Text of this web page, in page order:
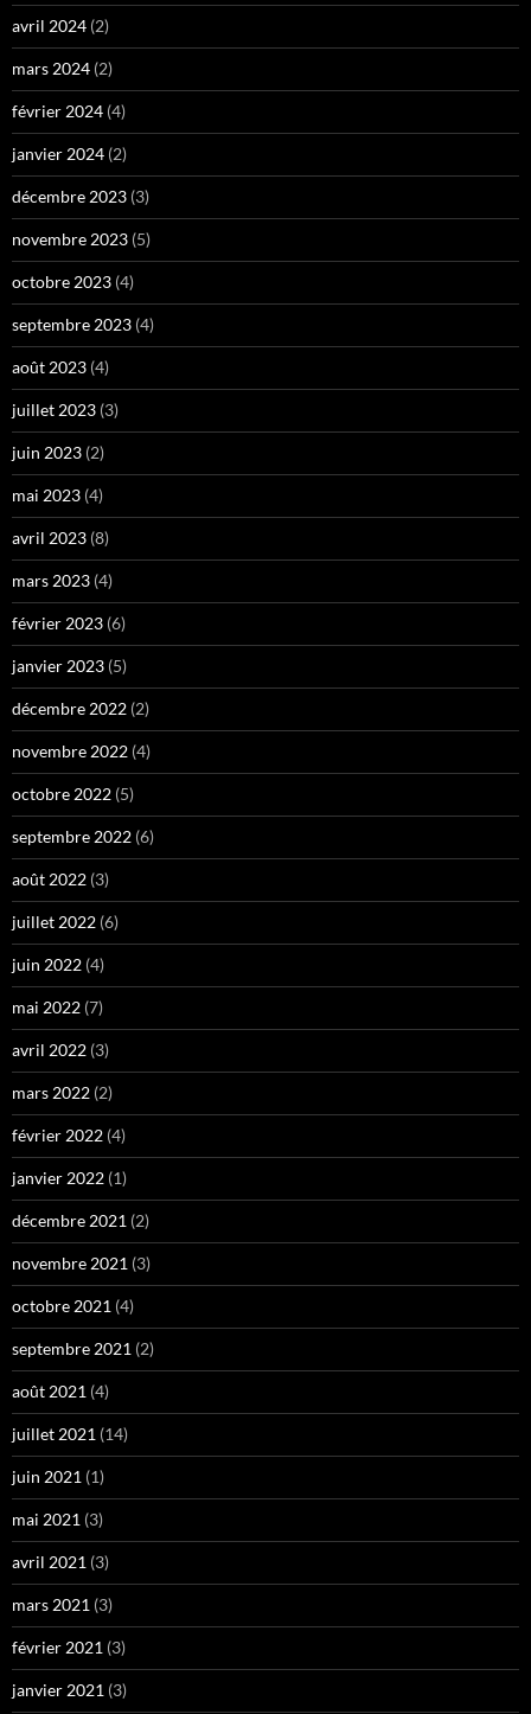
avril 2024 (2)
mars 2024 (2)
février 2024 (4)
janvier 2024 (2)
décembre 2023 (3)
novembre 2023 (5)
octobre 2023 (4)
septembre 2023 (4)
août 2023 (4)
juillet 2023 (3)
juin 2023 (2)
mai 2023 (4)
avril 2023 (8)
mars 2023 (4)
février 2023 (6)
janvier 2023 (5)
décembre 2022 (2)
novembre 2022 (4)
octobre 2022 (5)
septembre 2022 (6)
août 2022 (3)
juillet 2022 (6)
juin 2022 (4)
mai 2022 (7)
avril 2022 (3)
mars 2022 (2)
février 2022 (4)
janvier 2022 (1)
décembre 2021 (2)
novembre 2021 (3)
octobre 2021 (4)
septembre 2021 (2)
août 2021 (4)
juillet 2021 (14)
juin 2021 (1)
mai 2021 (3)
avril 2021 (3)
mars 2021 (3)
février 2021 (3)
janvier 2021 (3)